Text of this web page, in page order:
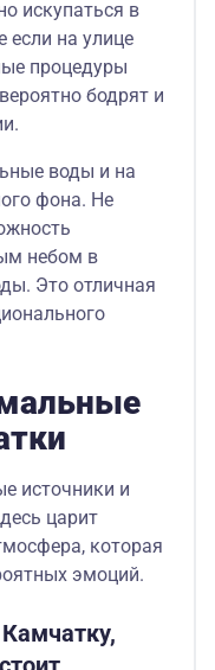
искупаться в
если на улице
процедуры
бодрят и
воды и на
фона. Не
небом в
Это отличная
источники и
царит
которая
эмоций.